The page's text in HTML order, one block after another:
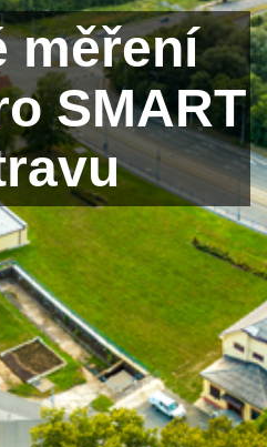
měření
SMART